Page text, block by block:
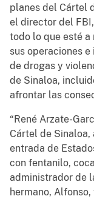
planes del Cártel
el director del
todo lo que esté
sus operaciones
de drogas y
de Sinaloa,
afrontar las
“René Arzate-
Cártel de
entrada de
con fentanilo,
administrador de
hermano,